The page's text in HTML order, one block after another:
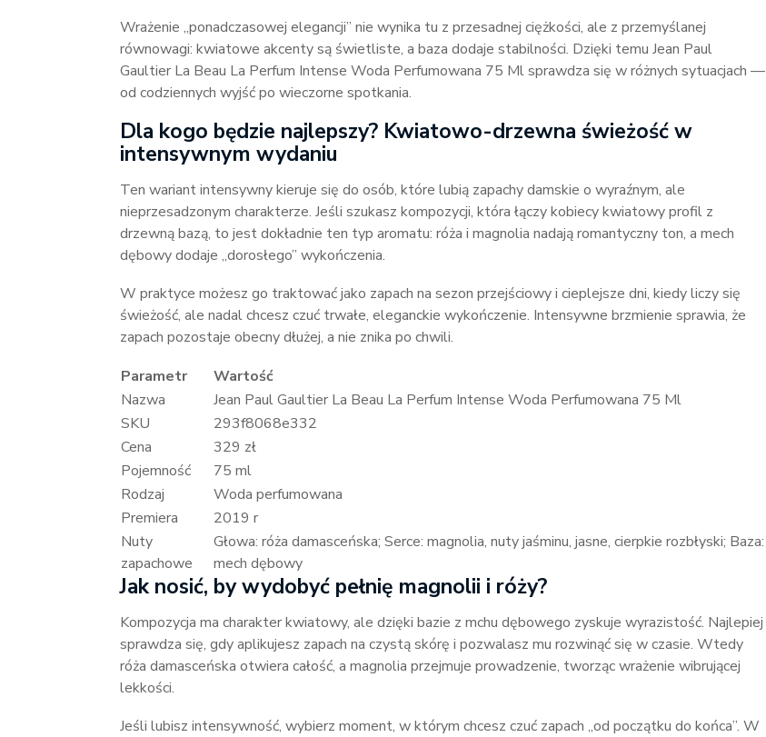
Wrażenie „ponadczasowej elegancji” nie wynika tu z przesadnej ciężkości, ale z przemyślanej
równowagi: kwiatowe akcenty są świetliste, a baza dodaje stabilności. Dzięki temu Jean Paul
Gaultier La Beau La Perfum Intense Woda Perfumowana 75 Ml sprawdza się w różnych sytuacjach —
od codziennych wyjść po wieczorne spotkania.
Dla kogo będzie najlepszy? Kwiatowo-drzewna świeżość w
intensywnym wydaniu
Ten wariant intensywny kieruje się do osób, które lubią zapachy damskie o wyraźnym, ale
nieprzesadzonym charakterze. Jeśli szukasz kompozycji, która łączy kobiecy kwiatowy profil z
drzewną bazą, to jest dokładnie ten typ aromatu: róża i magnolia nadają romantyczny ton, a mech
dębowy dodaje „dorosłego” wykończenia.
W praktyce możesz go traktować jako zapach na sezon przejściowy i cieplejsze dni, kiedy liczy się
świeżość, ale nadal chcesz czuć trwałe, eleganckie wykończenie. Intensywne brzmienie sprawia, że
zapach pozostaje obecny dłużej, a nie znika po chwili.
Parametr
Wartość
Nazwa
Jean Paul Gaultier La Beau La Perfum Intense Woda Perfumowana 75 Ml
SKU
293f8068e332
Cena
329 zł
Pojemność
75 ml
Rodzaj
Woda perfumowana
Premiera
2019 r
Nuty
zapachowe
Głowa: róża damasceńska; Serce: magnolia, nuty jaśminu, jasne, cierpkie rozbłyski; Baza:
mech dębowy
Jak nosić, by wydobyć pełnię magnolii i róży?
Kompozycja ma charakter kwiatowy, ale dzięki bazie z mchu dębowego zyskuje wyrazistość. Najlepiej
sprawdza się, gdy aplikujesz zapach na czystą skórę i pozwalasz mu rozwinąć się w czasie. Wtedy
róża damasceńska otwiera całość, a magnolia przejmuje prowadzenie, tworząc wrażenie wibrującej
lekkości.
Jeśli lubisz intensywność, wybierz moment, w którym chcesz czuć zapach „od początku do końca”. W